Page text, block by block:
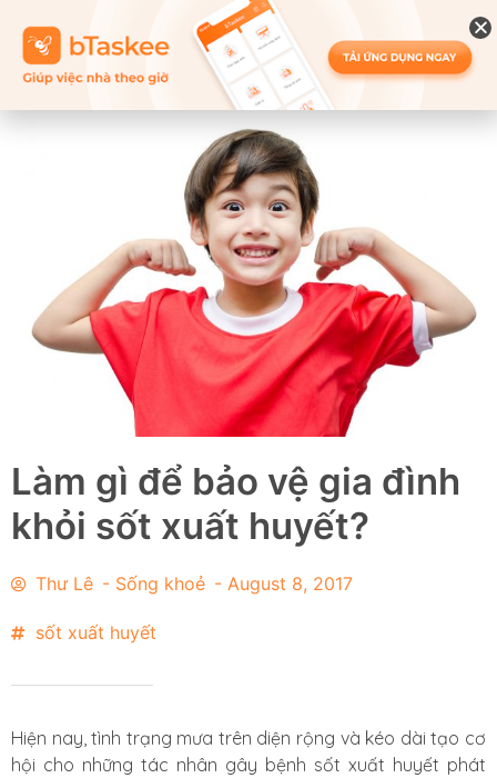
Làm gì để bảo vệ gia đình
khỏi sốt xuất huyết?
Thư Lê - Sống khoẻ - August 8, 2017
sốt xuất huyết
Hiện nay, tình trạng mưa trên diện rộng và kéo dài tạo cơ
hội cho những tác nhân gây bệnh sốt xuất huyết phát